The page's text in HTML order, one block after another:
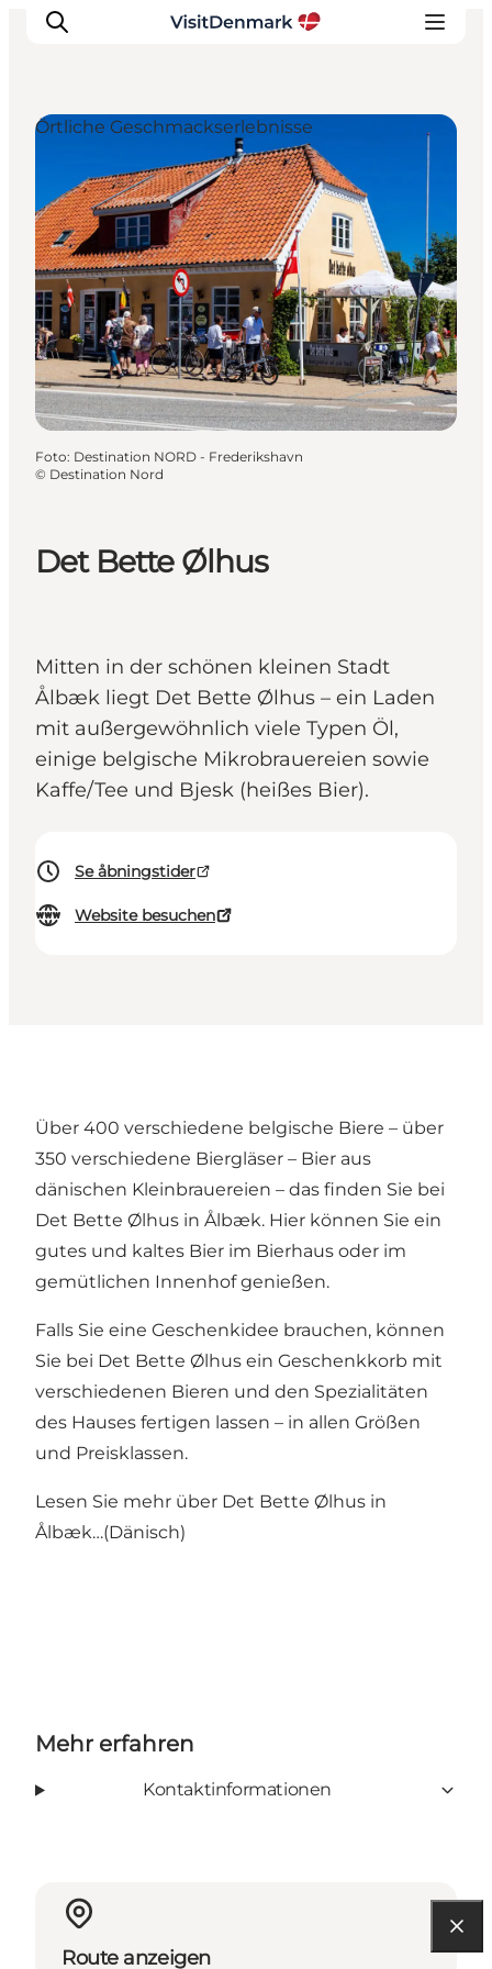
Inspiration
Regionen
Erlebnisse
Unterkünfte
Reiseplanung
Det Bette Ølhus
Mitten in der schönen kleinen Stadt
Ålbæk liegt Det Bette Ølhus – ein Laden
mit außergewöhnlich viele Typen Öl,
einige belgische Mikrobrauereien sowie
Kaffe/Tee und Bjesk (heißes Bier).
Se åbningstider
Website besuchen
Örtliche Geschmackserlebnisse
Foto: Destination NORD - Frederikshavn
© Destination Nord
Über 400 verschiedene belgische Biere – über
350 verschiedene Biergläser – Bier aus
dänischen Kleinbrauereien – das finden Sie bei
Det Bette Ølhus in Ålbæk. Hier können Sie ein
gutes und kaltes Bier im Bierhaus oder im
gemütlichen Innenhof genießen.
Falls Sie eine Geschenkidee brauchen, können
Sie bei Det Bette Ølhus ein Geschenkkorb mit
verschiedenen Bieren und den Spezialitäten
des Hauses fertigen lassen – in allen Größen
und Preisklassen.
Lesen Sie mehr über Det Bette Ølhus in
Ålbæk…(Dänisch)
Mehr erfahren
Kontaktinformationen
Route anzeigen